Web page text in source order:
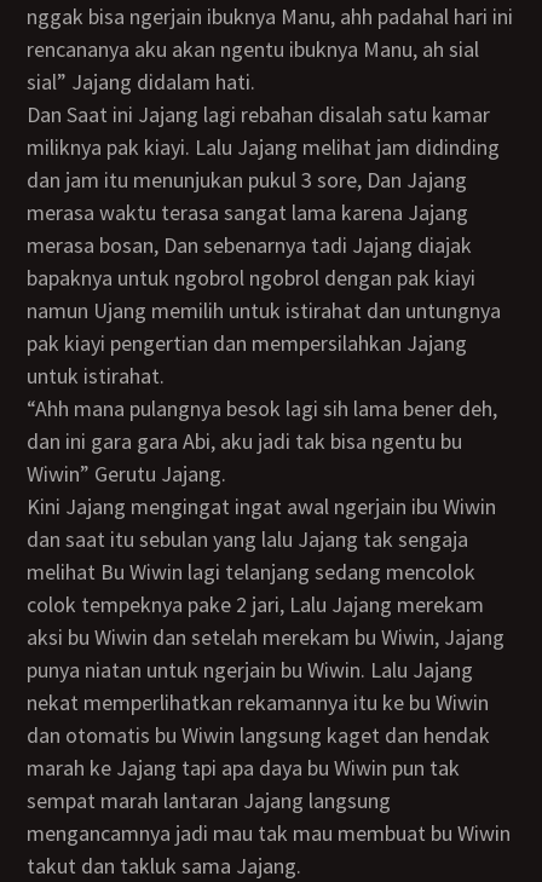
nggak bisa ngerjain ibuknya Manu, ahh padahal hari ini
rencananya aku akan ngentu ibuknya Manu, ah sial
sial” Jajang didalam hati.
Dan Saat ini Jajang lagi rebahan disalah satu kamar
miliknya pak kiayi. Lalu Jajang melihat jam didinding
dan jam itu menunjukan pukul 3 sore, Dan Jajang
merasa waktu terasa sangat lama karena Jajang
merasa bosan, Dan sebenarnya tadi Jajang diajak
bapaknya untuk ngobrol ngobrol dengan pak kiayi
namun Ujang memilih untuk istirahat dan untungnya
pak kiayi pengertian dan mempersilahkan Jajang
untuk istirahat.
“ahh mana pulangnya besok lagi sih lama bener deh,
dan ini gara gara Abi, aku jadi tak bisa ngentu bu
Wiwin” Gerutu Jajang.
kini Jajang mengingat ingat awal ngerjain ibu Wiwin
dan saat itu sebulan yang lalu Jajang tak sengaja
melihat Bu Wiwin lagi telanjang sedang mencolok
colok tempeknya pake 2 jari, Lalu Jajang merekam
aksi bu Wiwin dan setelah merekam bu Wiwin, Jajang
punya niatan untuk ngerjain bu Wiwin. Lalu Jajang
nekat memperlihatkan rekamannya itu ke bu Wiwin
dan otomatis bu Wiwin langsung kaget dan hendak
marah ke Jajang tapi apa daya bu Wiwin pun tak
sempat marah lantaran Jajang langsung
mengancamnya jadi mau tak mau membuat bu Wiwin
takut dan takluk sama Jajang.